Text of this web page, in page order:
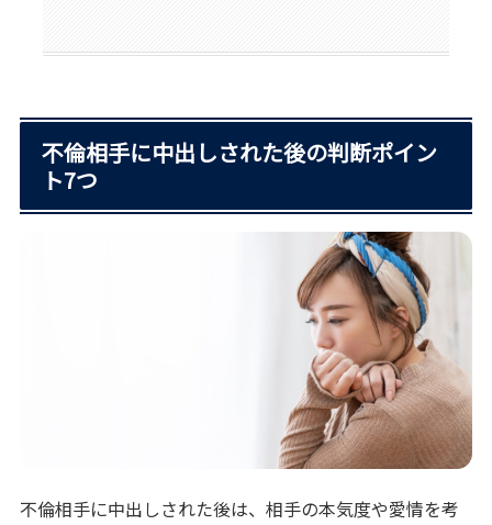
不倫相手に中出しされた後の判断ポイン
ト7つ
不倫相手に中出しされた後は、相手の本気度や愛情を考